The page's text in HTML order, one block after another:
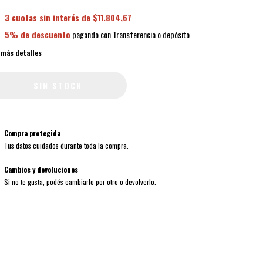
3 cuotas sin interés de $11.804,67
5% de descuento pagando con Transferencia o depósito
más detalles
Compra protegida
Tus datos cuidados durante toda la compra.
Cambios y devoluciones
Si no te gusta, podés cambiarlo por otro o devolverlo.